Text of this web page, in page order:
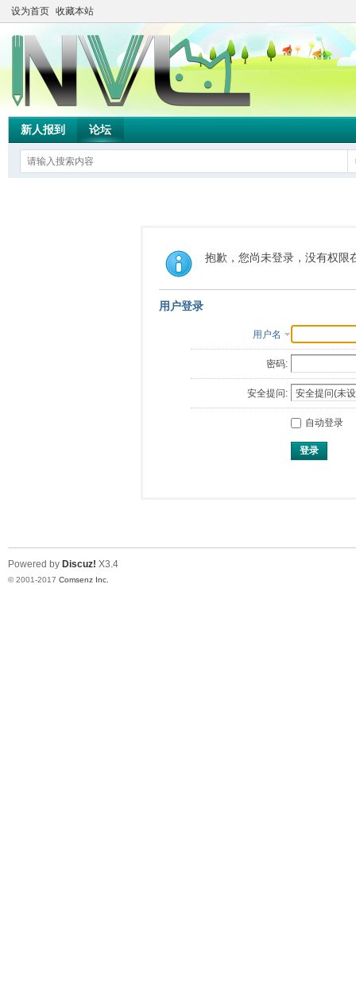
设为首页 收藏本站
新人报到 论坛
抱歉，您尚未登录，没有权限
用户登录
用户名
密码:
安全提问:
自动登录
登录
Powered by Discuz! X3.4
© 2001-2017 Comsenz Inc.